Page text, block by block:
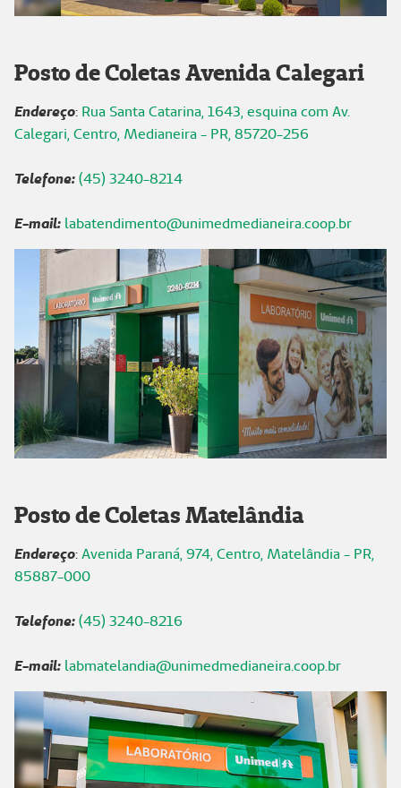
Posto de Coletas Avenida Calegari
Endereço: Rua Santa Catarina, 1643, esquina com Av.
Calegari, Centro, Medianeira - PR, 85720-256
Telefone:(45) 3240-8214
E-mail: labatendimento@unimedmedianeira.coop.br
Posto de Coletas Matelândia
Endereço:Avenida Paraná, 974, Centro, Matelândia - PR,
85887-000
Telefone:(45) 3240-8216
E-mail: labmatelandia@unimedmedianeira.coop.br